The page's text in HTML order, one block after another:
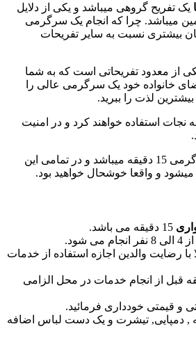
یک تفریح گروهی میباشد و یکی از دلایل
میباشد. چرا که انجام یک سرگرمی
بیشتری نسبت به سایر تفریحات
از معدود تفریحاتی است که به شما
خانواده خود یک سرگرمی عالی را
لذت را ببرید.
نجات استفاده خواهند کرد و در امنیت
مدت زمان انجام این سرگرمی 15 دقیقه میباشد و در تمامی این
و واقعا خوشحال خواهید بود.
بالا با رضایت والدین اجازه استفاده از خدمات
شما 30 دقیقه قبل از انجام خدمات در محل الزامی
و قیمتی خودداری فرمائید.
, دمپایی, تیشرت و یک دست لباس اضافه